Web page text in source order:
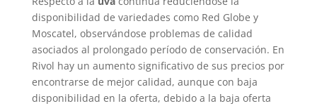
disponibilidad de variedades como Red Globe y
Moscatel, observándose problemas de calidad
asociados al prolongado período de conservación. En
Rivol hay un aumento significativo de sus precios por
encontrarse de mejor calidad, aunque con baja
disponibilidad en la oferta, debido a la baja oferta